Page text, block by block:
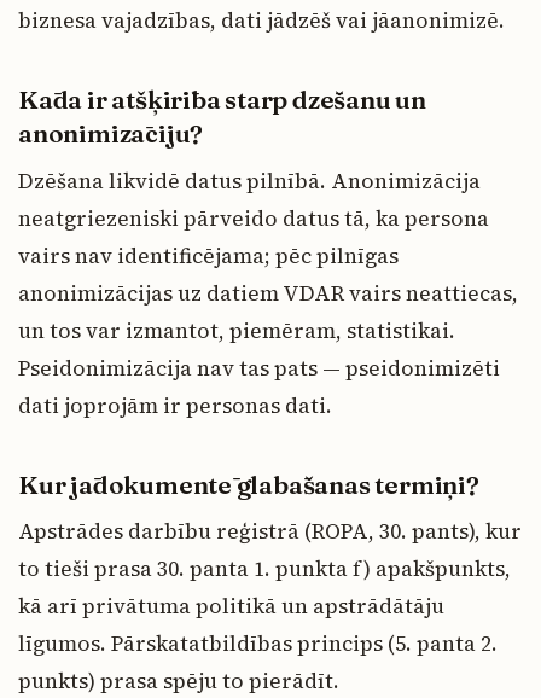
biznesa vajadzības, dati jādzēš vai jāanonimizē.
Kāda ir atšķirība starp dzēšanu un
anonimizāciju?
Dzēšana likvidē datus pilnībā. Anonimizācija
neatgriezeniski pārveido datus tā, ka persona
vairs nav identificējama; pēc pilnīgas
anonimizācijas uz datiem VDAR vairs neattiecas,
un tos var izmantot, piemēram, statistikai.
Pseidonimizācija nav tas pats — pseidonimizēti
dati joprojām ir personas dati.
Kur jādokumentē glabāšanas termiņi?
Apstrādes darbību reģistrā (ROPA, 30. pants), kur
to tieši prasa 30. panta 1. punkta f) apakšpunkts,
kā arī privātuma politikā un apstrādātāju
līgumos. Pārskatatbildības princips (5. panta 2.
punkts) prasa spēju to pierādīt.